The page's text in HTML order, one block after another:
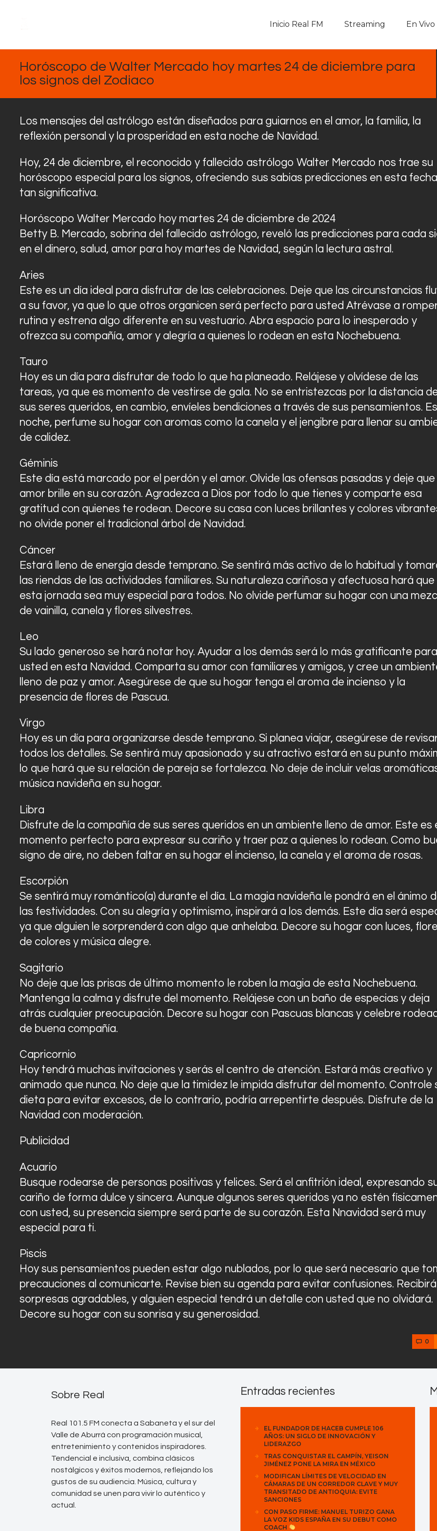
Inicio Real FM Streaming En Vivo
En Vivo
Descarga La APP
Programas
Noticias
Equipo
Contactos
Horóscopo de Walter Mercado hoy martes 24 de diciembre para
los signos del Zodiaco
Los mensajes del astrólogo están diseñados para guiarnos en el amor, la familia, la
reflexión personal y la prosperidad en esta noche de Navidad.
Hoy, 24 de diciembre, el reconocido y fallecido astrólogo Walter Mercado nos trae su
horóscopo especial para los signos, ofreciendo sus sabias predicciones en esta fecha
tan significativa.
Horóscopo Walter Mercado hoy martes 24 de diciembre de 2024
Betty B. Mercado, sobrina del fallecido astrólogo, reveló las predicciones para cada
en el dinero, salud, amor para hoy martes de Navidad, según la lectura astral.
Aries
Este es un día ideal para disfrutar de las celebraciones. Deje que las circunstancias
a su favor, ya que lo que otros organicen será perfecto para usted Atrévase a
rutina y estrena algo diferente en su vestuario. Abra espacio para lo inesperado y
ofrezca su compañía, amor y alegría a quienes lo rodean en esta Nochebuena.
Tauro
Hoy es un día para disfrutar de todo lo que ha planeado. Relájese y olvídese de las
tareas, ya que es momento de vestirse de gala. No se entristezcas por la distancia
sus seres queridos, en cambio, envíeles bendiciones a través de sus pensamientos.
noche, perfume su hogar con aromas como la canela y el jengibre para llenar su
de calidez.
Géminis
Este día está marcado por el perdón y el amor. Olvide las ofensas pasadas y deje que
amor brille en su corazón. Agradezca a Dios por todo lo que tienes y comparte esa
gratitud con quienes te rodean. Decore su casa con luces brillantes y colores
no olvide poner el tradicional árbol de Navidad.
Cáncer
Estará lleno de energía desde temprano. Se sentirá más activo de lo habitual y
las riendas de las actividades familiares. Su naturaleza cariñosa y afectuosa hará que
esta jornada sea muy especial para todos. No olvide perfumar su hogar con una
de vainilla, canela y flores silvestres.
Leo
Su lado generoso se hará notar hoy. Ayudar a los demás será lo más gratificante para
usted en esta Navidad. Comparta su amor con familiares y amigos, y cree un
lleno de paz y amor. Asegúrese de que su hogar tenga el aroma de incienso y la
presencia de flores de Pascua.
Virgo
Hoy es un día para organizarse desde temprano. Si planea viajar, asegúrese de
todos los detalles. Se sentirá muy apasionado y su atractivo estará en su punto
lo que hará que su relación de pareja se fortalezca. No deje de incluir velas
música navideña en su hogar.
Libra
Disfrute de la compañía de sus seres queridos en un ambiente lleno de amor. Este es
momento perfecto para expresar su cariño y traer paz a quienes lo rodean. Como
signo de aire, no deben faltar en su hogar el incienso, la canela y el aroma de rosas.
Escorpión
Se sentirá muy romántico(a) durante el día. La magia navideña le pondrá en el ánimo
las festividades. Con su alegría y optimismo, inspirará a los demás. Este día será
ya que alguien le sorprenderá con algo que anhelaba. Decore su hogar con luces,
de colores y música alegre.
Sagitario
No deje que las prisas de último momento le roben la magia de esta Nochebuena.
Mantenga la calma y disfrute del momento. Relájese con un baño de especias y deja
atrás cualquier preocupación. Decore su hogar con Pascuas blancas y celebre
de buena compañía.
Capricornio
Hoy tendrá muchas invitaciones y serás el centro de atención. Estará más creativo y
animado que nunca. No deje que la timidez le impida disfrutar del momento. Controle
dieta para evitar excesos, de lo contrario, podría arrepentirte después. Disfrute de la
Navidad con moderación.
Publicidad
Acuario
Busque rodearse de personas positivas y felices. Será el anfitrión ideal, expresando
cariño de forma dulce y sincera. Aunque algunos seres queridos ya no estén
con usted, su presencia siempre será parte de su corazón. Esta Nnavidad será muy
especial para ti.
Piscis
Hoy sus pensamientos pueden estar algo nublados, por lo que será necesario que
precauciones al comunicarte. Revise bien su agenda para evitar confusiones. Recibirá
sorpresas agradables, y alguien especial tendrá un detalle con usted que no olvidará.
Decore su hogar con su sonrisa y su generosidad.
0
Sobre Real
Real 101.5 FM conecta a Sabaneta y el sur del
Valle de Aburrá con programación musical,
entretenimiento y contenidos inspiradores.
Tendencial e inclusiva, combina clásicos
nostálgicos y éxitos modernos, reflejando los
gustos de su audiencia. Música, cultura y
comunidad se unen para vivir lo auténtico y
actual.
Entradas recientes
EL FUNDADOR DE HACEB CUMPLE 106
AÑOS: UN SIGLO DE INNOVACIÓN Y
LIDERAZGO
TRAS CONQUISTAR EL CAMPÍN, YEISON
JIMÉNEZ PONE LA MIRA EN MÉXICO
MODIFICAN LÍMITES DE VELOCIDAD EN
CÁMARAS DE UN CORREDOR CLAVE Y MUY
TRANSITADO DE ANTIOQUIA: EVITE
SANCIONES
CON PASO FIRME: MANUEL TURIZO GANA
LA VOZ KIDS ESPAÑA EN SU DEBUT COMO
COACH